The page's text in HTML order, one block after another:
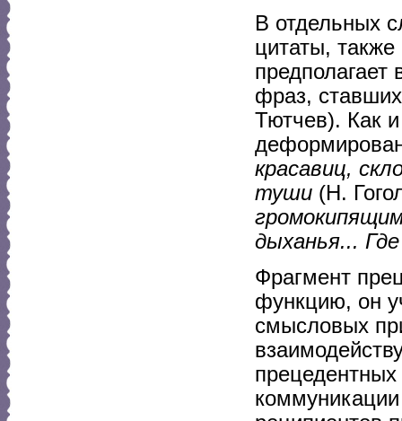
В отдельных
цитаты,
предполагает
фраз,
Тютчев). Как
красавиц,
туши (Н.
дыханья...
Фрагмент
функцию, он
смысловых
прецедентных